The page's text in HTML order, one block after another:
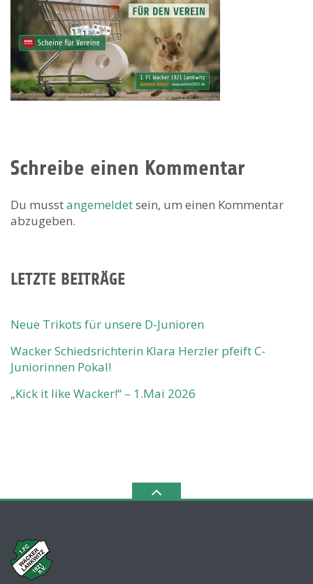
Schreibe einen Kommentar
Du musstangemeldetsein, um einen Kommentar
abzugeben.
LETZTE BEITRÄGE
Neue Trikots für unsere D-Junioren
Wacker Schiedsrichterin Klara Herzler pfeift C-
Juniorinnen Pokal!
„Kick it like Wacker!“ – 1.Mai 2026